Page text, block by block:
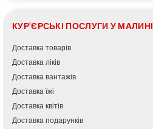
КУР'ЄРСЬКІ ПОСЛУГИ У МАЛИНІ
Доставка товарів
Доставка ліків
Доставка вантажів
Доставка їжі
Доставка квітів
Доставка подарунків
Херсон
Хмельницький
Хмільник
Ірпінь
Івано-Франківськ
Ізмаїл
Кагарлик
Калуш